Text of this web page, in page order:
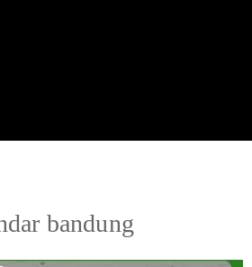
bandung